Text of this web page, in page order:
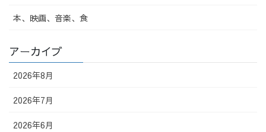
本、映画、音楽、食
アーカイブ
2026年8月
2026年7月
2026年6月